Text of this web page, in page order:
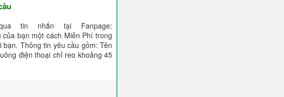
tin nhắn tại Fanpage:
bạn một cách Miễn Phí trong
Thông tin yêu cầu gồm: Tên
điện thoại chỉ reo khoảng 45